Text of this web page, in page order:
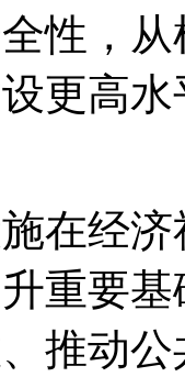
性 ，
更高
经济
重要
推动